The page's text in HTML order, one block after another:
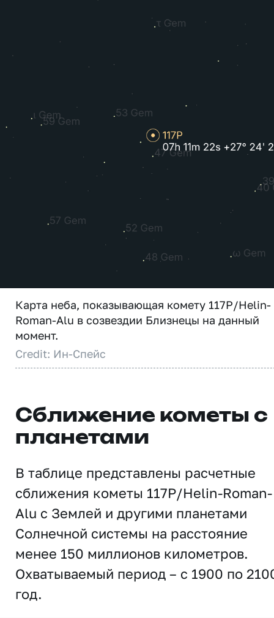
Карта неба, показывающая комету 117P/Helin-
Roman-Alu в созвездии Близнецы на данный
момент.
Credit: Ин-Спейс
Сближение кометы с
планетами
В таблице представлены расчетные
сближения кометы 117P/Helin-Roman-
Alu с Землей и другими планетами
Солнечной системы на расстояние
менее 150 миллионов километров.
Охватываемый период – с 1900 по
год.